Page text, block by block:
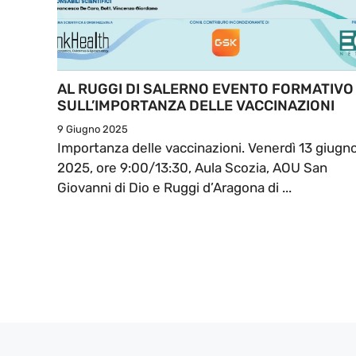
AL RUGGI DI SALERNO EVENTO FORMATIVO
SULL’IMPORTANZA DELLE VACCINAZIONI
9 Giugno 2025
Importanza delle vaccinazioni. Venerdì 13
2025, ore 9:00/13:30, Aula Scozia, AOU San
Giovanni di Dio e Ruggi d’Aragona di ...